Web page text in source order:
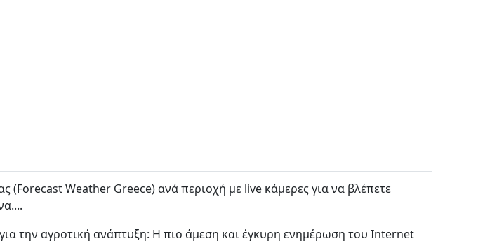
(Forecast Weather Greece) ανά περιοχή με live κάμερες για να βλέπετε
την αγροτική ανάπτυξη: Η πιο άμεση και έγκυρη ενημέρωση του Internet